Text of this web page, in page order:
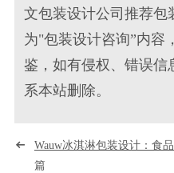
文包装设计公司推荐包
为"包装设计咨询”内容
鉴，如有侵权、错误信
系本站删除。
Wauw冰淇淋包装设计：食
篇